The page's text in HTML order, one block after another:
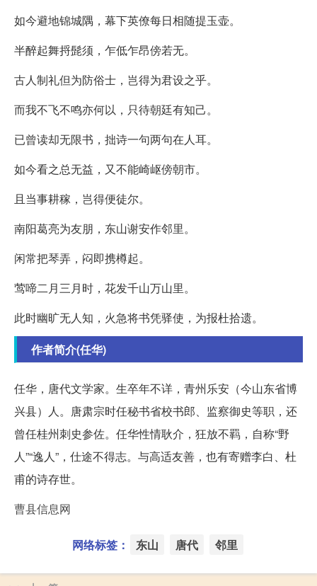
如今避地锦城隅，幕下英僚每日相随提玉壶。
半醉起舞捋髭须，乍低乍昂傍若无。
古人制礼但为防俗士，岂得为君设之乎。
而我不飞不鸣亦何以，只待朝廷有知己。
已曾读却无限书，拙诗一句两句在人耳。
如今看之总无益，又不能崎岖傍朝市。
且当事耕稼，岂得便徒尔。
南阳葛亮为友朋，东山谢安作邻里。
闲常把琴弄，闷即携樽起。
莺啼二月三月时，花发千山万山里。
此时幽旷无人知，火急将书凭驿使，为报杜拾遗。
作者简介(任华)
任华，唐代文学家。生卒年不详，青州乐安（今山东省博
兴县）人。唐肃宗时任秘书省校书郎、监察御史等职，还
曾任桂州刺史参佐。任华性情耿介，狂放不羁，自称“野
人”“逸人”，仕途不得志。与高适友善，也有寄赠李白、杜
甫的诗存世。
曹县信息网
网络标签： 东山 唐代 邻里